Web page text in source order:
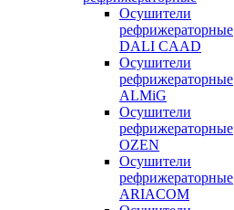
Осушители
рефрижераторные
DALI CAAD
Осушители
рефрижераторные
ALMiG
Осушители
рефрижераторные
OZEN
Осушители
рефрижераторные
ARIACOM